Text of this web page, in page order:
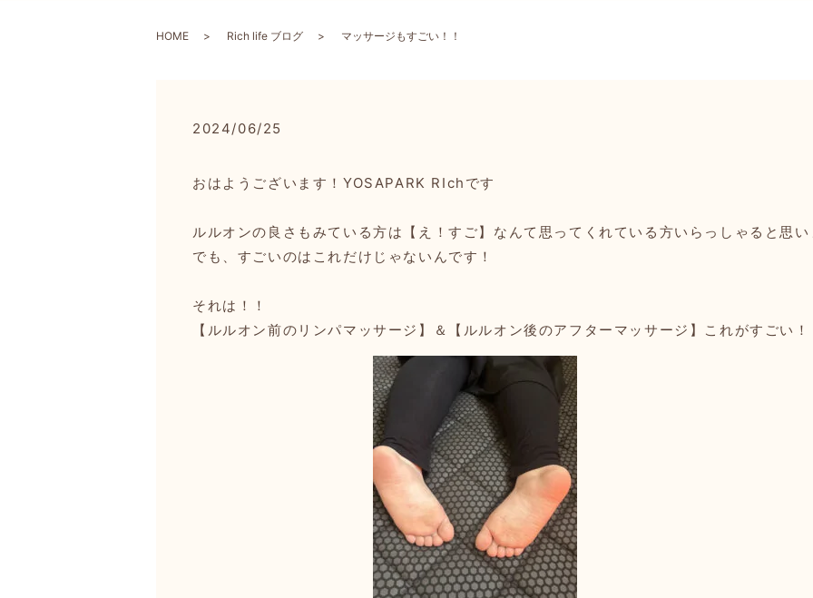
HOME Rich life ブログ マッサージもすごい！！
2024/06/25
おはようございます！YOSAPARK RIchです
ルルオンの良さもみている方は【え！すご】なんて思ってくれている方いらっしゃると思
でも、すごいのはこれだけじゃないんです！
それは！！
【ルルオン前のリンパマッサージ】＆【ルルオン後のアフターマッサージ】これがすごい！